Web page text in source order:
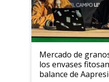
Mercado de
los envases
balance de